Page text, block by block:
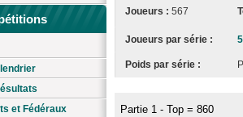
et Fédéraux
Joueurs : 567
Joueurs par série :
Poids par série :
Partie 1 - Top = 860